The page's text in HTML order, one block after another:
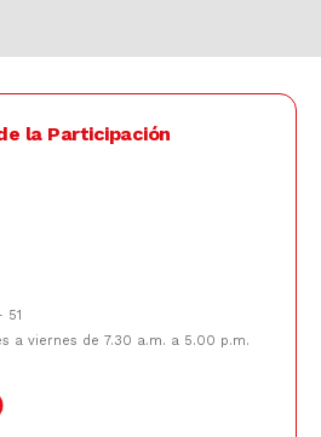
la Participación
51
a viernes de 7.30 a.m. a 5.00 p.m.